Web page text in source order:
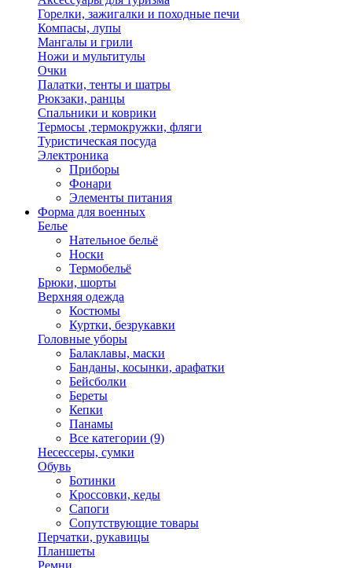
Горелки, зажигалки и походные печи
Компасы, лупы
Мангалы и грили
Ножи и мультитулы
Очки
Палатки, тенты и шатры
Рюкзаки, ранцы
Спальники и коврики
Термосы ,термокружки, фляги
Туристическая посуда
Электроника
Приборы
Фонари
Элементы питания
Форма для военных
Белье
Нательное бельё
Носки
Термобельё
Брюки, шорты
Верхняя одежда
Костюмы
Куртки, безрукавки
Головные уборы
Балаклавы, маски
Банданы, косынки, арафатки
Бейсболки
Береты
Кепки
Панамы
Все категории (9)
Несессеры, сумки
Обувь
Ботинки
Кроссовки, кеды
Сапоги
Сопутствующие товары
Перчатки, рукавицы
Планшеты
Ремни